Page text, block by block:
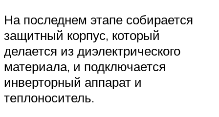
На последнем этапе собирается
защитный корпус, который
делается из диэлектрического
материала, и подключается
инверторный аппарат и
теплоноситель.